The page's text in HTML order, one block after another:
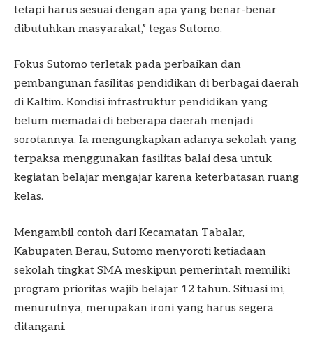
tetapi harus sesuai dengan apa yang benar-benar
dibutuhkan masyarakat,” tegas Sutomo.
Fokus Sutomo terletak pada perbaikan dan
pembangunan fasilitas pendidikan di berbagai daerah
di Kaltim. Kondisi infrastruktur pendidikan yang
belum memadai di beberapa daerah menjadi
sorotannya. Ia mengungkapkan adanya sekolah yang
terpaksa menggunakan fasilitas balai desa untuk
kegiatan belajar mengajar karena keterbatasan ruang
kelas.
Mengambil contoh dari Kecamatan Tabalar,
Kabupaten Berau, Sutomo menyoroti ketiadaan
sekolah tingkat SMA meskipun pemerintah memiliki
program prioritas wajib belajar 12 tahun. Situasi ini,
menurutnya, merupakan ironi yang harus segera
ditangani.